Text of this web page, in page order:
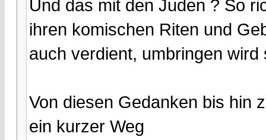
Und das mit den Juden ? So
ihren komischen Riten und
auch verdient, umbringen
Von diesen Gedanken bis hin
ein kurzer Weg